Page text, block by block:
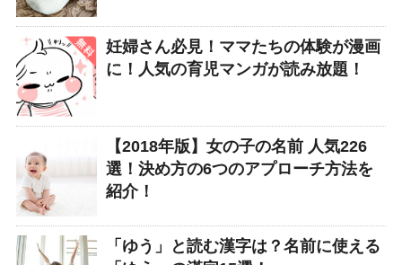
妊婦さん必見！ママたちの体験が漫画
に！人気の育児マンガが読み放題！
【2018年版】女の子の名前 人気226
選！決め方の6つのアプローチ方法を
紹介！
「ゆう」と読む漢字は？名前に使える